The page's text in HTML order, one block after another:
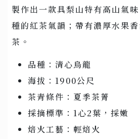
製作出一款具梨山特有高山氣
種的紅茶氣韻；帶有濃厚水果
茶。
品種：清心烏龍
海拔：1900公尺
茶青條件：夏季茶菁
採摘標準：1心2葉，採嫩
焙火工藝：輕焙火